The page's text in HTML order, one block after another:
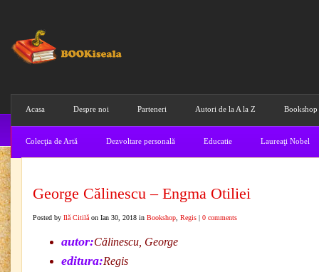
Acasa Despre noi Parteneri Autori de la A la Z Bookshop
Colecţia de Artă Dezvoltare personală Educatie Laureaţi Nobel
George Călinescu – Engma Otiliei
Posted by Ilă Citilă on Ian 30, 2018 in Bookshop Regis | 0 comments
autor:Călinescu, George
editura:Regis